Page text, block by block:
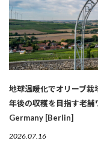
地球温暖化でオリーブ栽
年後の収穫を目指す老舗
Germany [Berlin]
2026.07.16